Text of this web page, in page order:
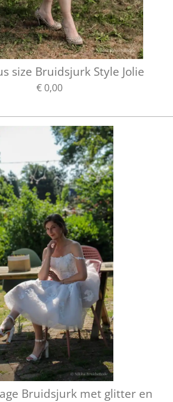
size Bruidsjurk Style Jolie
€ 0,00
Bruidsjurk met glitter en